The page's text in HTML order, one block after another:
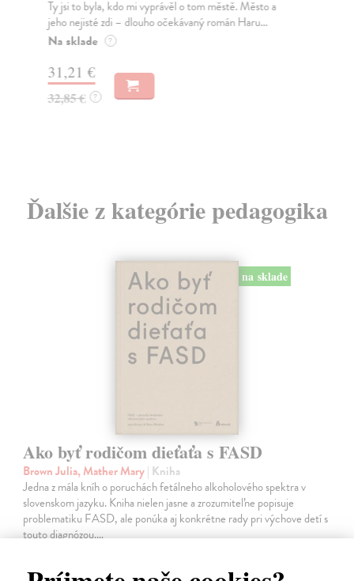
Ty jsi to byla, kdo mi vyprávěl o tom městě. Město a
jeho nejisté zdi – dlouho očekávaný román Haru...
Na sklade ?
31,21 €
32,85 € ?
Ďalšie z kategórie pedagogika
na sklade
Ako byť rodičom dieťaťa s FASD
Brown Julia, Mather Mary| Kniha
Jedna z mála kníh o poruchách fetálneho alkoholového spektra v
slovenskom jazyku. Kniha nielen jasne a zrozumiteľne popisuje
problematiku FASD, ale ponúka aj konkrétne rady pri výchove detí s
touto diagnózou.…